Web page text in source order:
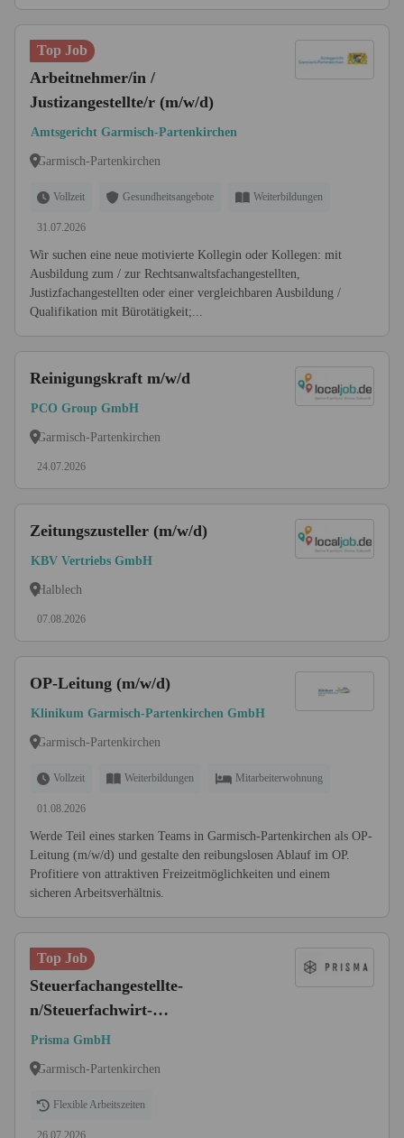
Top Job
Arbeitnehmer/in /
Justizangestellte/r (m/w/d)
Amtsgericht Garmisch-Partenkirchen
Garmisch-Partenkirchen
Vollzeit Gesundheitsangebote Weiterbildungen
31.07.2026
Wir suchen eine neue motivierte Kollegin oder Kollegen: mit
Ausbildung zum / zur Rechtsanwaltsfachangestellten,
Justizfachangestellten oder einer vergleichbaren Ausbildung /
Qualifikation mit Bürotätigkeit;...
Reinigungskraft m/w/d
PCO Group GmbH
Garmisch-Partenkirchen
24.07.2026
Zeitungszusteller (m/w/d)
KBV Vertriebs GmbH
Halblech
07.08.2026
OP-Leitung (m/w/d)
Klinikum Garmisch-Partenkirchen GmbH
Garmisch-Partenkirchen
Vollzeit Weiterbildungen Mitarbeiterwohnung
01.08.2026
Werde Teil eines starken Teams in Garmisch-Partenkirchen als OP-
Leitung (m/w/d) und gestalte den reibungslosen Ablauf im OP.
Profitiere von attraktiven Freizeitmöglichkeiten und einem
sicheren Arbeitsverhältnis.
Top Job
Steuerfachangestellte-
n/Steuerfachwirt-
in/Steuerberater-in "m/w/d" in
Vollzeit oder Teilzeit
Prisma GmbH
Garmisch-Partenkirchen
Flexible Arbeitszeiten
26.07.2026